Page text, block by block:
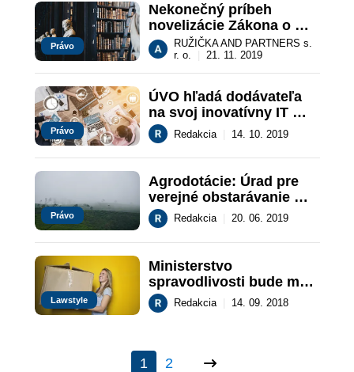
Právo
Nekonečný príbeh
novelizácie Zákona o
verejnom obstarávaní
RUŽIČKA AND PARTNERS s.
r. o.
21. 11. 2019
Právo
ÚVO hľadá dodávateľa
na svoj inovatívny IT
projektRedakcia 14. 10. 2019
Právo
Agrodotácie: Úrad pre
verejné obstarávanie
našiel v piatich
verejných
obstarávaniach 34
porušení zákona
Redakcia 20. 06. 2019
Lawstyle
Ministerstvo
spravodlivosti bude mať
nové sídlo
Redakcia 14. 09. 2018
1 2